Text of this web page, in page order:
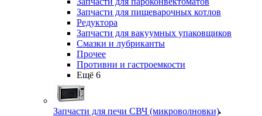
Запчасти для пищеварочных котлов
Редуктора
Запчасти для вакуумных упаковщиков
Смазки и лубриканты
Прочее
Противни и гастроемкости
Ещё 6
Запчасти для печи СВЧ (микроволновки)